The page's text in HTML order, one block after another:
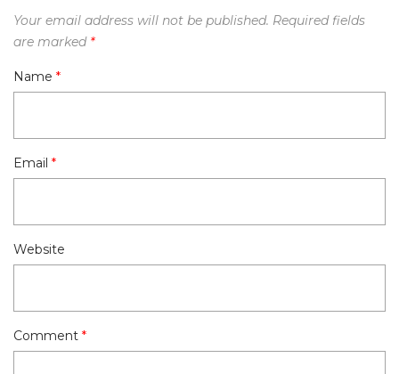
Your email address will not be published. Required fields
are marked *
Name *
Email *
Website
Comment *